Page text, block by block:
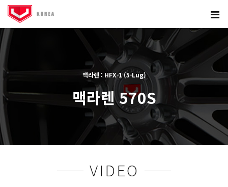
맥라렌 : HFX-1 (5-Lug)
맥라렌 570S
VIDEO